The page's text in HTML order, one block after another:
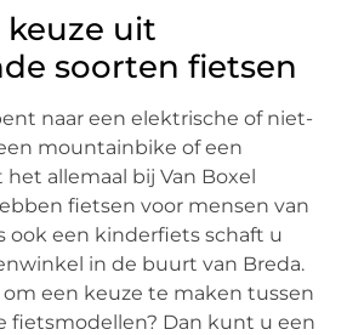
keuze uit
soorten fietsen
naar een elektrische of niet-
mountainbike of een
allemaal bij Van Boxel
fietsen voor mensen van
ook een kinderfiets schaft u
in de buurt van Breda.
een keuze te maken tussen
fietsmodellen? Dan kunt u een